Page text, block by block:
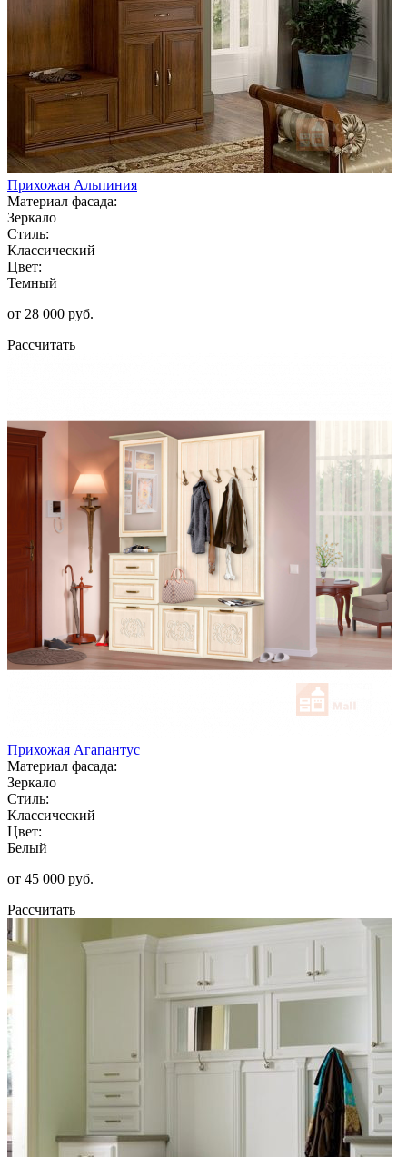
Прихожая Альпиния
Материал фасада:
Зеркало
Стиль:
Классический
Цвет:
Темный
от 28 000 руб.
Рассчитать
Прихожая Агапантус
Материал фасада:
Зеркало
Стиль:
Классический
Цвет:
Белый
от 45 000 руб.
Рассчитать